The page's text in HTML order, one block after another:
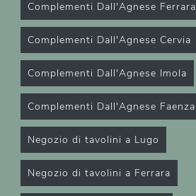
Complementi Dall'Agnese Ferrara
Complementi Dall'Agnese Cervia
Complementi Dall'Agnese Imola
Complementi Dall'Agnese Faenza
Negozio di tavolini a Lugo
Negozio di tavolini a Ferrara